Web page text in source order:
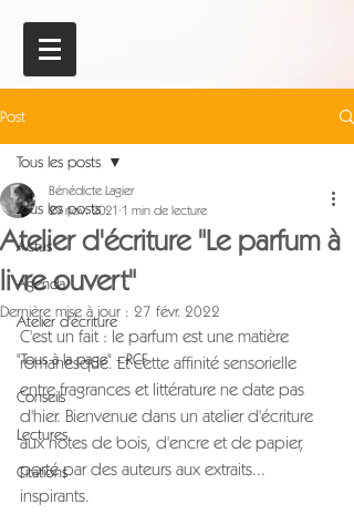
Post
Tous les posts
Actus
Agenda
Atelier d'écriture
"Tous à la page" - RCF
Conseils
Lectures
Citations
Tous les posts
Atelier d'écriture "Le parfum à
livre ouvert"
Bénédicte Lagier
29 nov. 2021 1 min de lecture
Dernière mise à jour : 27 févr. 2022
C'est un fait : le parfum est une matière
romanesque. Et cette affinité sensorielle
entre fragrances et littérature ne date pas
d'hier. Bienvenue dans un atelier d'écriture
aux notes de bois, d'encre et de papier,
porté par des auteurs aux extraits...
inspirants.